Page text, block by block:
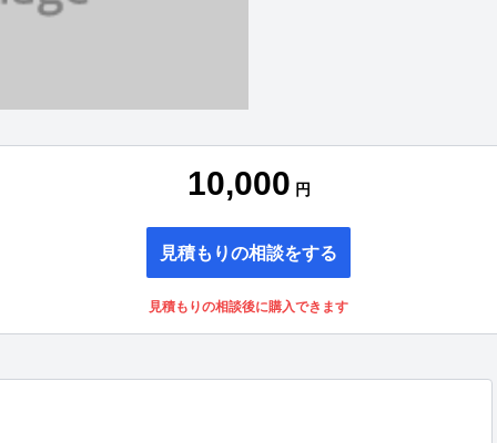
10,000 円
見積もりの相談をする
見積もりの相談後に購入できます